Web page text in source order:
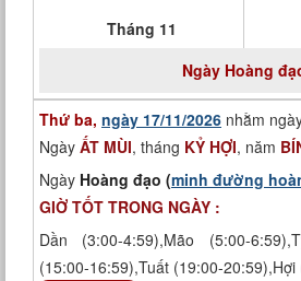
Tháng 11
Ngày Hoàng
Thứ ba, ngày 17/11/2026 nhằm
Ngày ẤT MÙI, tháng KỶ HỢI, năm
Ngày Hoàng đạo (minh đường
GIỜ TỐT TRONG NGÀY :
Dần (3:00-4:59),Mão (5:00-
(15:00-16:59),Tuất (19:00-